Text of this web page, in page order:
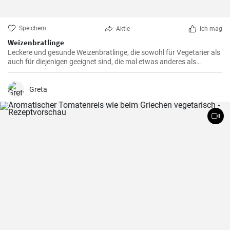
Speichern Aktie Ich mag
Weizenbratlinge
Leckere und gesunde Weizenbratlinge, die sowohl für Vegetarier als
auch für diejenigen geeignet sind, die mal etwas anderes als
normale Fleischbratlinge genießen möchten.
Greta